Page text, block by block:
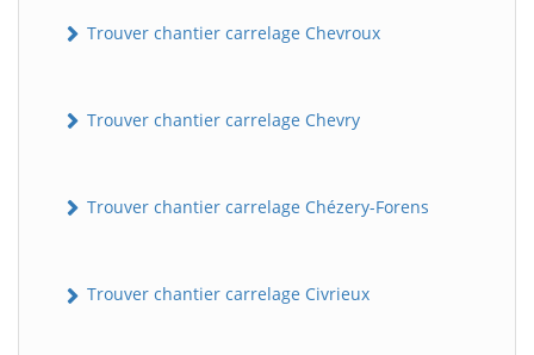
Trouver chantier carrelage Chevroux
Trouver chantier carrelage Chevry
Trouver chantier carrelage Chézery-Forens
Trouver chantier carrelage Civrieux